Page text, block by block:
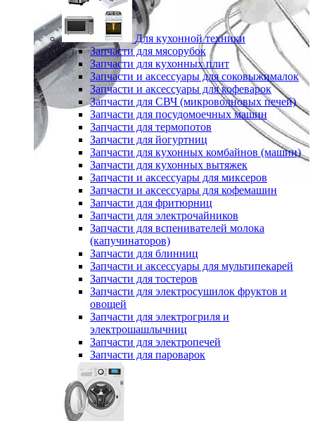
Для кухонной техники
Запчасти для мясорубок
Запчасти для кухонных плит
Запчасти и аксессуары для соковыжималок
Запчасти и аксессуары для кофеварок
Запчасти для СВЧ (микроволновых печей)
Запчасти для посудомоечных машин
Запчасти для термопотов
Запчасти для йогуртниц
Запчасти для кухонных комбайнов (машин)
Запчасти для кухонных вытяжек
Запчасти и аксессуары для миксеров
Запчасти и аксессуары для кофемашин
Запчасти для фритюрниц
Запчасти для электрочайников
Запчасти для вспенивателей молока
(капучинаторов)
Запчасти для блинниц
Запчасти и аксессуары для мультипекарей
Запчасти для тостеров
Запчасти для электросушилок фруктов и
овощей
Запчасти для электрогриля и
электрошашлычниц
Запчасти для электропечей
Запчасти для пароварок